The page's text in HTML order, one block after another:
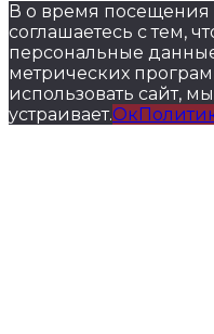
В о время посещения
соглашаетесь с тем,
персональные
метрических
использовать сайт,
устраивает.Ок